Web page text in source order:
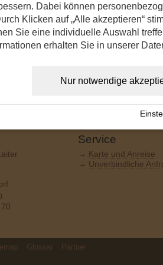
Service
→ Karte und Anreise
→ Unverbindliche
Glossar Partner
Dabei können
Klicken auf „Alle akzeptieren“
Sie eine individuelle Auswahl
erhalten Sie in unserer
Nur notwendige